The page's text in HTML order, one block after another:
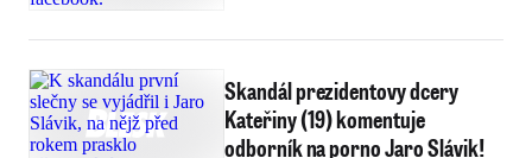
Skandál prezidentovy dcery
Kateřiny (19) komentuje
odborník na porno Jaro Slávik!